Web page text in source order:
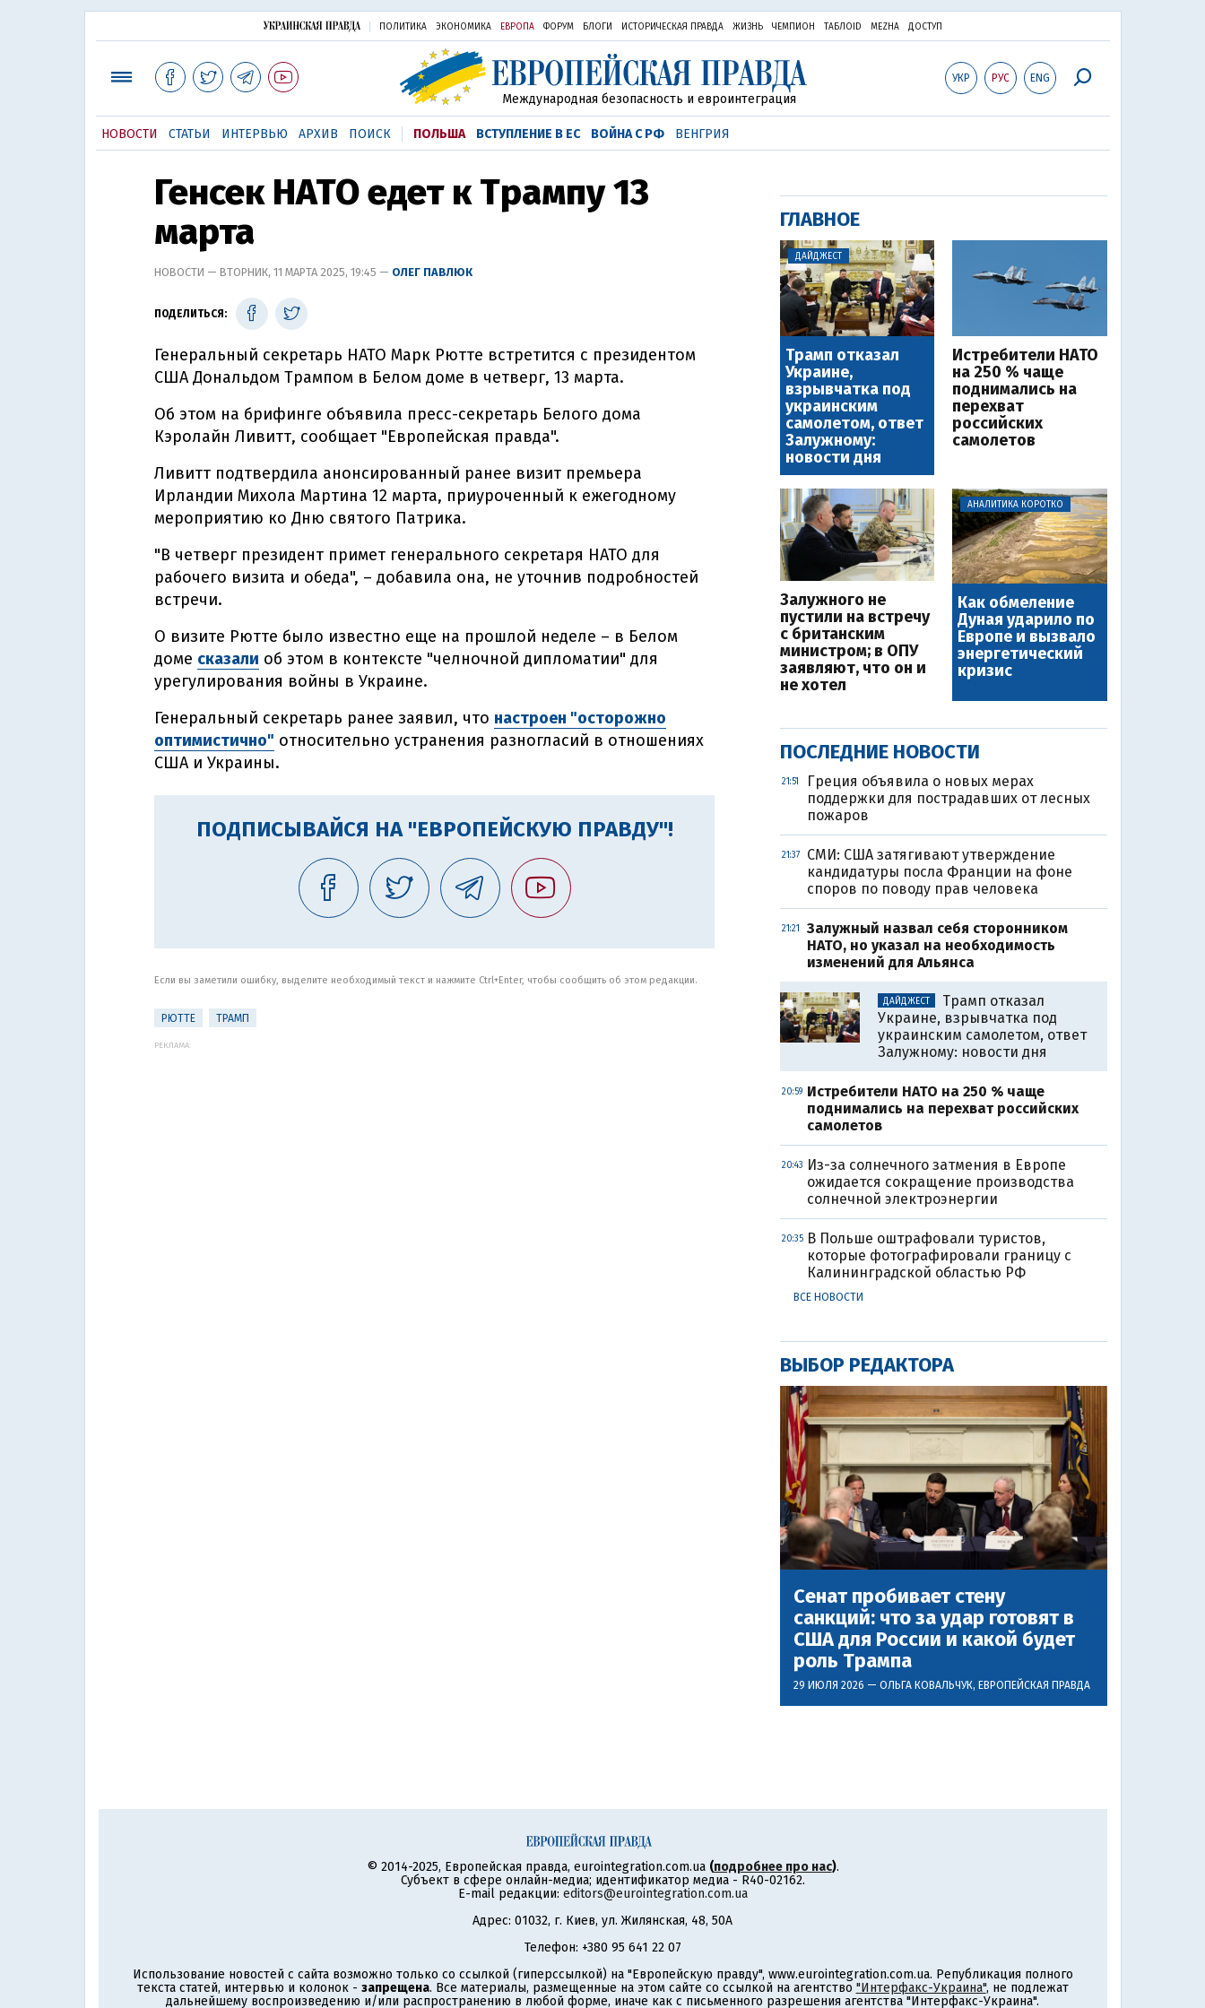
ПОЛИТИКА ЭКОНОМИКА ЕВРОПА ФОРУМ БЛОГИ ИСТОРИЧЕСКАЯ ПРАВДА ЖИЗНЬ ЧЕМПИОН ТАБЛОID MEZHA ДОСТУП
УКР РУС ENG
Международная безопасность и евроинтеграция
НОВОСТИ СТАТЬИ ИНТЕРВЬЮ АРХИВ ПОИСК ПОЛЬША ВСТУПЛЕНИЕ В ЕС ВОЙНА С РФ ВЕНГРИЯ
Генсек НАТО едет к Трампу 13
марта
НОВОСТИ — ВТОРНИК, 11 МАРТА 2025, 19:45 — ОЛЕГ ПАВЛЮК
ПОДЕЛИТЬСЯ:
Генеральный секретарь НАТО Марк Рютте встретится с президентом
США Дональдом Трампом в Белом доме в четверг, 13 марта.
Об этом на брифинге объявила пресс-секретарь Белого дома
Кэролайн Ливитт, сообщает "Европейская правда".
Ливитт подтвердила анонсированный ранее визит премьера
Ирландии Михола Мартина 12 марта, приуроченный к ежегодному
мероприятию ко Дню святого Патрика.
"В четверг президент примет генерального секретаря НАТО для
рабочего визита и обеда", – добавила она, не уточнив подробностей
встречи.
О визите Рютте было известно еще на прошлой неделе – в Белом
доме сказали об этом в контексте "челночной дипломатии" для
урегулирования войны в Украине.
Генеральный секретарь ранее заявил, что настроен "осторожно
оптимистично" относительно устранения разногласий в отношениях
США и Украины.
ПОДПИСЫВАЙСЯ НА "ЕВРОПЕЙСКУЮ ПРАВДУ"!
Если вы заметили ошибку, выделите необходимый текст и нажмите Ctrl+Enter, чтобы сообщить об этом редакции.
РЮТТЕ ТРАМП
РЕКЛАМА:
ГЛАВНОЕ
ДАЙДЖЕСТ
Трамп отказал
Украине,
взрывчатка под
украинским
самолетом, ответ
Залужному:
новости дня
Истребители НАТО
на 250 % чаще
поднимались на
перехват
российских
самолетов
Залужного не
пустили на встречу
с британским
министром; в ОПУ
заявляют, что он и
не хотел
АНАЛИТИКА КОРОТКО
Как обмеление
Дуная ударило по
Европе и вызвало
энергетический
кризис
ПОСЛЕДНИЕ НОВОСТИ
21:51
Греция объявила о новых мерах
поддержки для пострадавших от лесных
пожаров
21:37
СМИ: США затягивают утверждение
кандидатуры посла Франции на фоне
споров по поводу прав человека
21:21
Залужный назвал себя сторонником
НАТО, но указал на необходимость
изменений для Альянса
ДАЙДЖЕСТ
Трамп отказал
Украине, взрывчатка под
украинским самолетом, ответ
Залужному: новости дня
20:59 Истребители НАТО на 250 % чаще
поднимались на перехват российских
самолетов
20:43 Из-за солнечного затмения в Европе
ожидается сокращение производства
солнечной электроэнергии
20:35 В Польше оштрафовали туристов,
которые фотографировали границу с
Калининградской областью РФ
ВСЕ НОВОСТИ
ВЫБОР РЕДАКТОРА
Сенат пробивает стену
санкций: что за удар готовят в
США для России и какой будет
роль Трампа
29 ИЮЛЯ 2026 — ОЛЬГА КОВАЛЬЧУК, ЕВРОПЕЙСКАЯ ПРАВДА
© 2014-2025, Европейская правда, eurointegration.com.ua (подробнее про нас).
Субъект в сфере онлайн-медиа; идентификатор медиа - R40-02162.
E-mail редакции: editors@eurointegration.com.ua
Адрес: 01032, г. Киев, ул. Жилянская, 48, 50А
Телефон: +380 95 641 22 07
Использование новостей с сайта возможно только со ссылкой (гиперссылкой) на "Европейскую правду", www.eurointegration.com.ua. Републикация полного
текста статей, интервью и колонок - запрещена. Все материалы, размещенные на этом сайте со ссылкой на агентство "Интерфакс-Украина", не подлежат
дальнейшему воспроизведению и/или распространению в любой форме, иначе как с письменного разрешения агентства "Интерфакс-Украина".